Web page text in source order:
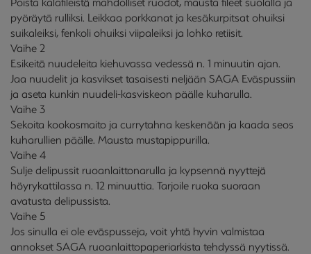
Poista kalafileistä mahdolliset ruodot, mausta fileet suolalla ja
pyöräytä rulliksi. Leikkaa porkkanat ja kesäkurpitsat ohuiksi
suikaleiksi, fenkoli ohuiksi viipaleiksi ja lohko retiisit.
Vaihe 2
Esikeitä nuudeleita kiehuvassa vedessä n. 1 minuutin ajan.
Jaa nuudelit ja kasvikset tasaisesti neljään SAGA Eväspussiin
ja aseta kunkin nuudeli-kasviskeon päälle kuharulla.
Vaihe 3
Sekoita kookosmaito ja currytahna keskenään ja kaada seos
kuharullien päälle. Mausta mustapippurilla.
Vaihe 4
Sulje delipussit ruoanlaittonarulla ja kypsennä nyyttejä
höyrykattilassa n. 12 minuuttia. Tarjoile ruoka suoraan
avatusta delipussista.
Vaihe 5
Jos sinulla ei ole eväspusseja, voit yhtä hyvin valmistaa
annokset SAGA ruoanlaittopaperiarkista tehdyssä nyytissä.